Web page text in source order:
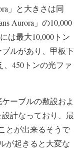
」と大きさは同
Aurora」の10,000
は最大10,000トン
ルがあり、甲板下
、450トンの光ファ
ーブルの敷設およ
計なっており、最
とが出来るそうで
が起きると大変な